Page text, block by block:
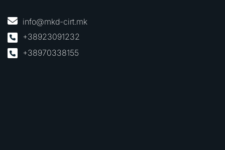
info@mkd-cirt.mk
+38923091232
+38970338155